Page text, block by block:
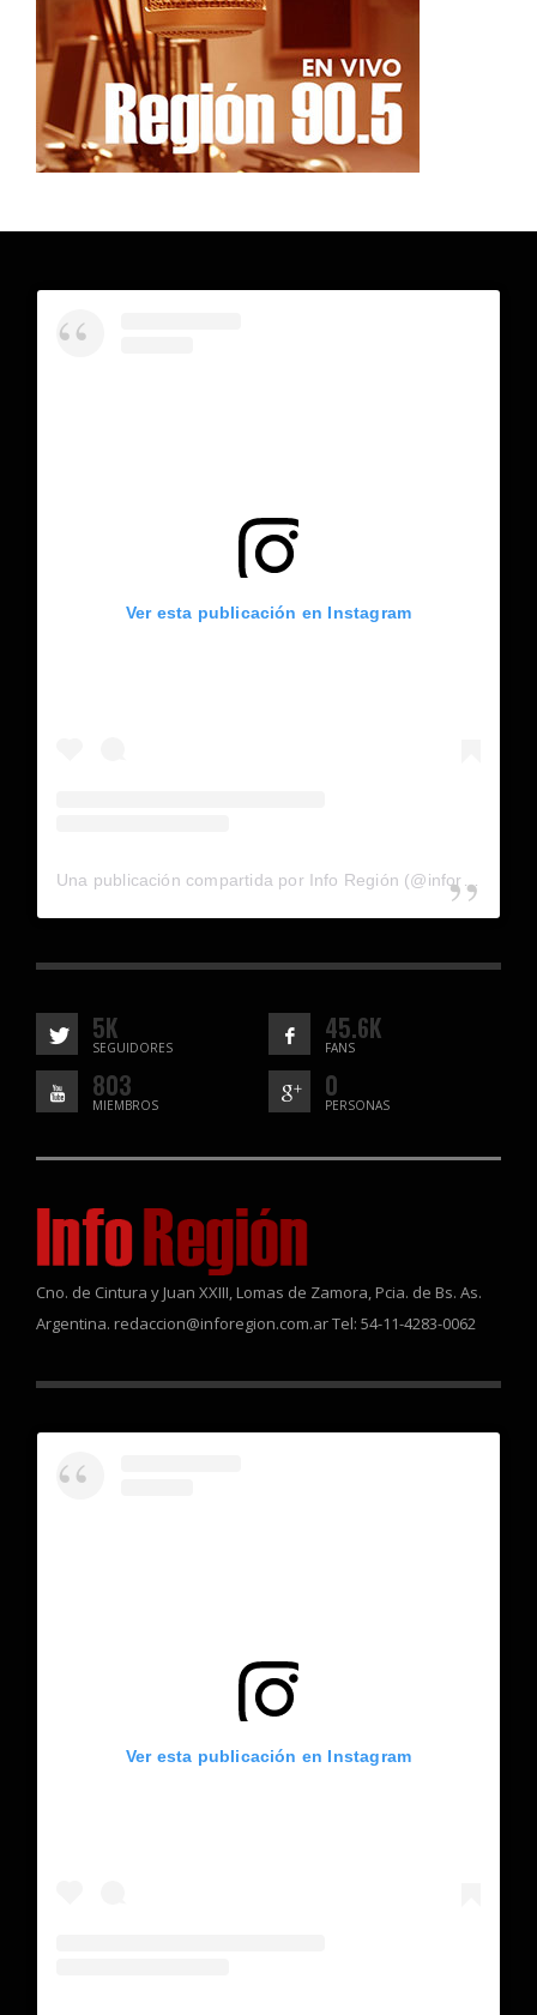
Ver esta publicación en Instagram
5K
SEGUIDORES
45.6K
FANS
803
MIEMBROS
0
PERSONAS
Cno. de Cintura y Juan XXIII, Lomas de Zamora, Pcia. de Bs. As.
Argentina. redaccion@inforegion.com.ar Tel: 54-11-4283-0062
Ver esta publicación en Instagram